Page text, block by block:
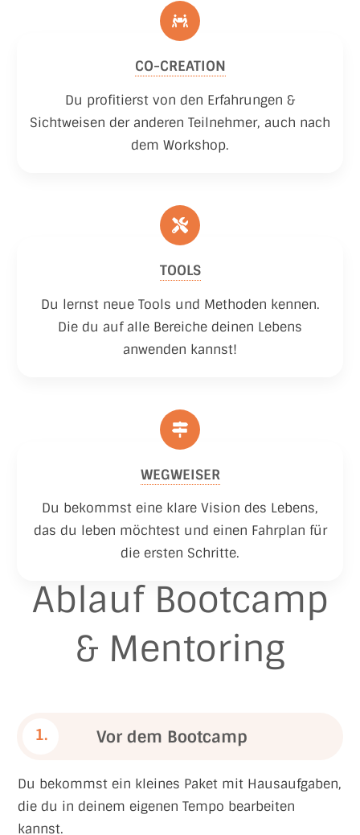
CO-CREATION
Du profitierst von den Erfahrungen &
Sichtweisen der anderen Teilnehmer, auch nach
dem Workshop.
TOOLS
Du lernst neue Tools und Methoden kennen.
Die du auf alle Bereiche deinen Lebens
anwenden kannst!
WEGWEISER
Du bekommst eine klare Vision des Lebens,
das du leben möchtest und einen Fahrplan für
die ersten Schritte.
Ablauf Bootcamp
& Mentoring
1. Vor dem Bootcamp
Du bekommst ein kleines Paket mit Hausaufgaben,
die du in deinem eigenen Tempo bearbeiten
kannst.